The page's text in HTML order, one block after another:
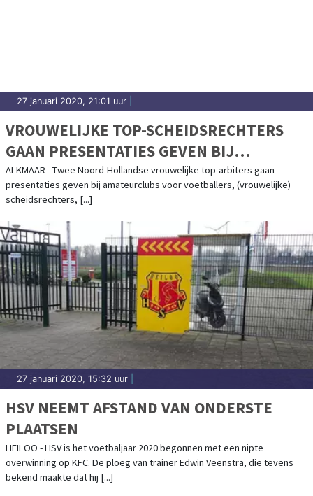
27 januari 2020, 21:01 uur
VROUWELIJKE TOP-SCHEIDSRECHTERS
GAAN PRESENTATIES GEVEN BIJ
AMATEURCLUBS
ALKMAAR - Twee Noord-Hollandse vrouwelijke top-arbiters gaan
presentaties geven bij amateurclubs voor voetballers, (vrouwelijke)
scheidsrechters, [...]
27 januari 2020, 15:32 uur
HSV NEEMT AFSTAND VAN ONDERSTE
PLAATSEN
HEILOO - HSV is het voetbaljaar 2020 begonnen met een nipte
overwinning op KFC. De ploeg van trainer Edwin Veenstra, die tevens
bekend maakte dat hij [...]